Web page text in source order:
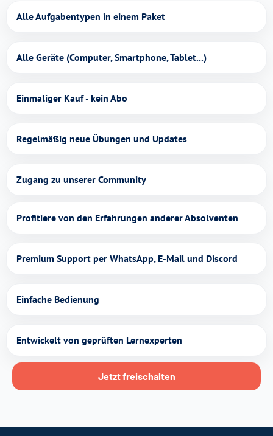
Alle Aufgabentypen in einem Paket
Alle Geräte (Computer, Smartphone, Tablet...)
Einmaliger Kauf - kein Abo
Regelmäßig neue Übungen und Updates
Zugang zu unserer Community
Profitiere von den Erfahrungen anderer Absolventen
Premium Support per WhatsApp, E-Mail und Discord
Einfache Bedienung
Entwickelt von geprüften Lernexperten
Jetzt freischalten